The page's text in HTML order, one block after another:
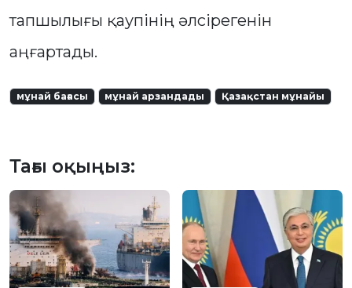
тапшылығы қаупінің әлсірегенін
аңғартады.
мұнай бағасы мұнай арзандады Қазақстан мұнайы
Тағы оқыңыз: